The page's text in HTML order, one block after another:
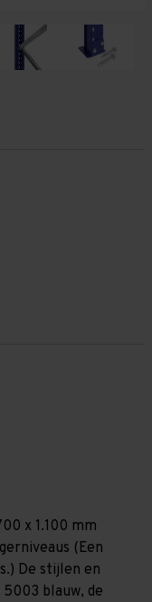
x 1.100 mm
(Een
De stijlen en
blauw, de